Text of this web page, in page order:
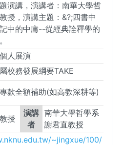
演講，演講者：南華大學哲
授，演講主題：&?;四書中
中的中庸--從經典詮釋學的
人展演
校務發展綱要TAKE
款全額補助(如高教深耕等)
授
演講
者
南華大學哲學系
謝君直教授
~jingxue/100/